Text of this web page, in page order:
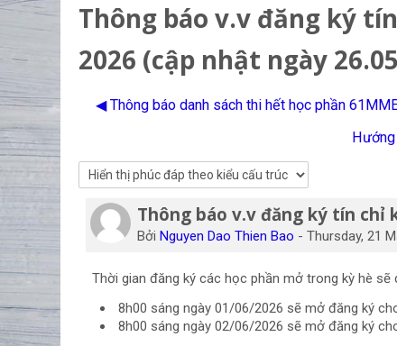
Thông báo v.v đăng ký
2026 (cập nhật ngày
◀︎ Thông báo danh sách thi hết học phần
Thông báo v.v đăng ký tín chỉ
BởiNguyen Dao Thien Bao -Thursday, 21
Số lượng các câu trả lời: 0
Thời gian đăng ký các học phần mở trong kỳ hè
8h00 sáng ngày 01/06/2026 sẽ mở đăng ký
8h00 sáng ngày 02/06/2026 sẽ mở đăng ký